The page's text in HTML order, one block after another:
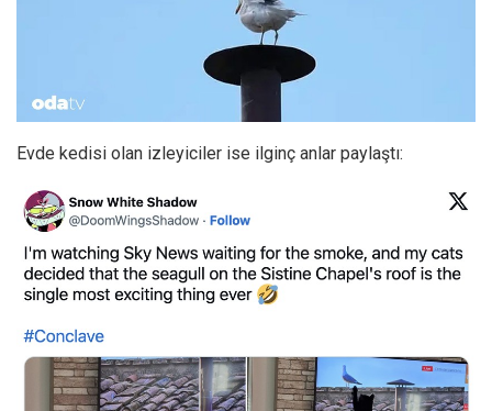
Evde kedisi olan izleyiciler ise ilginç anlar paylaştı: